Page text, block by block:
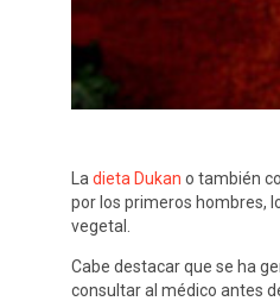
La dieta Dukan o también
por los primeros hombres,
vegetal.
Cabe destacar que se ha
consultar al médico antes